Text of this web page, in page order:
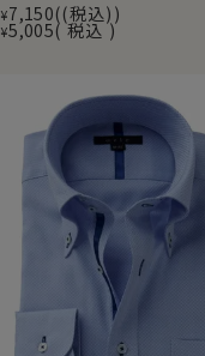
¥7,150 (税込)
¥5,005 税込